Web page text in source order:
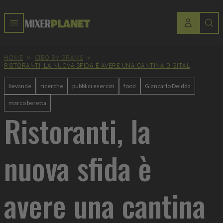
HOME > CIBO BY GRAMS
>
RISTORANTI, LA NUOVA SFIDA È AVERE UNA CANTINA DIGITAL
bevande ricerche pubblici esercizi food Giancarlo Deidda
marco beretta
Ristoranti, la
nuova sfida è
avere una cantina